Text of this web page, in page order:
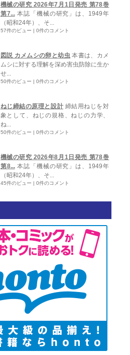
機械の研究 2026年7月1日発売 第78巻
第7... 本誌「機械の研究」は、1949年
（昭和24年）、そ...
57件のビュー | 0件のコメント
図説 カメムシの卵と幼虫 本書は、カメ
ムシに対する理解を深め害虫防除に生か
せ...
50件のビュー | 0件のコメント
ねじ締結の原理と設計 締結用ねじを対
象として、ねじの規格、ねじの力学、
ね...
50件のビュー | 0件のコメント
機械の研究 2026年8月1日発売 第78巻
第8... 本誌「機械の研究」は、1949年
（昭和24年）、そ...
45件のビュー | 0件のコメント